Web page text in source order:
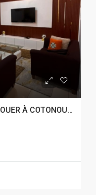
VILLA DUPLEX MEUBLÉE À LOUER À COTONOU VEDOKO